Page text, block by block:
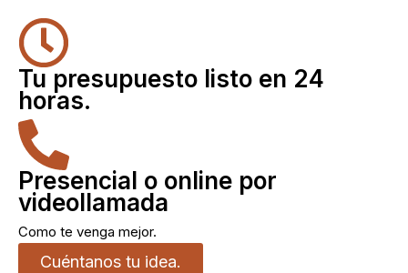
Tu presupuesto listo en 24
horas.
Presencial o online por
videollamada
Como te venga mejor.
Cuéntanos tu idea.